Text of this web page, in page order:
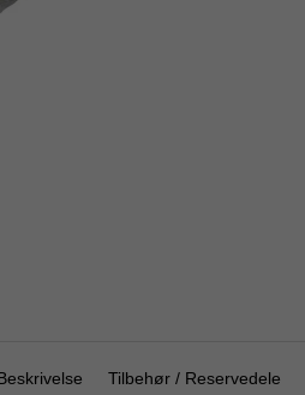
Tilbehør / Reservedele